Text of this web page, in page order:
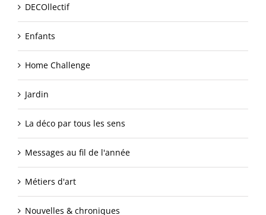
DECOllectif
Enfants
Home Challenge
Jardin
La déco par tous les sens
Messages au fil de l'année
Métiers d'art
Nouvelles & chroniques